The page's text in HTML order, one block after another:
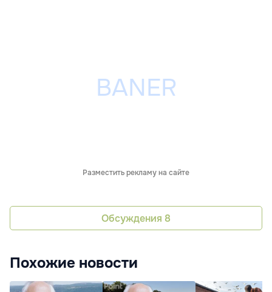
Разместить рекламу на сайте
Обсуждения 8
Похожие новости